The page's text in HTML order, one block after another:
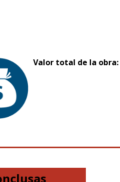
Valor total de la obra: